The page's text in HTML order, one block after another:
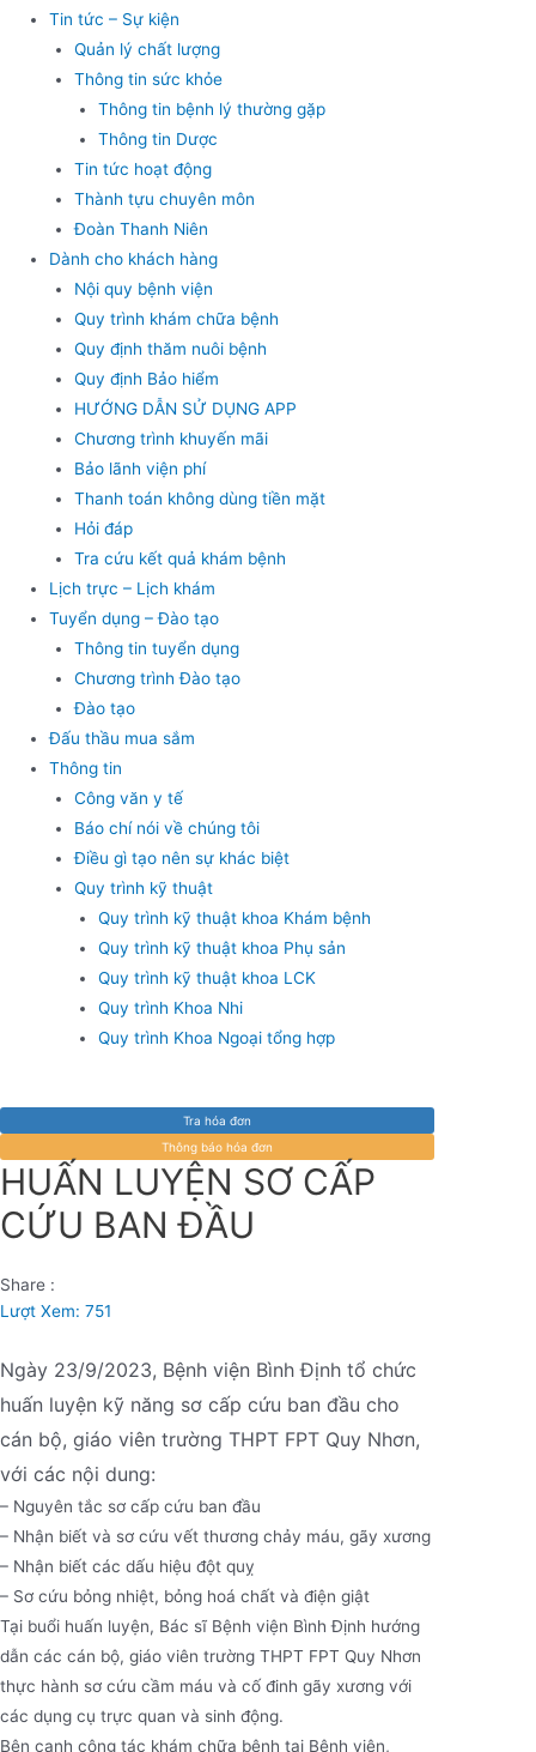
Tin tức – Sự kiện
Quản lý chất lượng
Thông tin sức khỏe
Thông tin bệnh lý thường gặp
Thông tin Dược
Tin tức hoạt động
Thành tựu chuyên môn
Đoàn Thanh Niên
Dành cho khách hàng
Nội quy bệnh viện
Quy trình khám chữa bệnh
Quy định thăm nuôi bệnh
Quy định Bảo hiểm
HƯỚNG DẪN SỬ DỤNG APP
Chương trình khuyến mãi
Bảo lãnh viện phí
Thanh toán không dùng tiền mặt
Hỏi đáp
Tra cứu kết quả khám bệnh
Lịch trực – Lịch khám
Tuyển dụng – Đào tạo
Thông tin tuyển dụng
Chương trình Đào tạo
Đào tạo
Đấu thầu mua sắm
Thông tin
Công văn y tế
Báo chí nói về chúng tôi
Điều gì tạo nên sự khác biệt
Quy trình kỹ thuật
Quy trình kỹ thuật khoa Khám bệnh
Quy trình kỹ thuật khoa Phụ sản
Quy trình kỹ thuật khoa LCK
Quy trình Khoa Nhi
Quy trình Khoa Ngoại tổng hợp
Tra hóa đơn
Thông báo hóa đơn
HUẤN LUYỆN SƠ CẤP
CỨU BAN ĐẦU
Share :
Lượt Xem: 751
Ngày 23/9/2023, Bệnh viện Bình Định tổ chức
huấn luyện kỹ năng sơ cấp cứu ban đầu cho
cán bộ, giáo viên trường THPT FPT Quy Nhơn,
với các nội dung:
– Nguyên tắc sơ cấp cứu ban đầu
– Nhận biết và sơ cứu vết thương chảy máu, gãy xương
– Nhận biết các dấu hiệu đột quỵ
– Sơ cứu bỏng nhiệt, bỏng hoá chất và điện giật
Tại buổi huấn luyện, Bác sĩ Bệnh viện Bình Định hướng
dẫn các cán bộ, giáo viên trường THPT FPT Quy Nhơn
thực hành sơ cứu cầm máu và cố đinh gãy xương với
các dụng cụ trực quan và sinh động.
Bên cạnh công tác khám chữa bệnh tại Bệnh viện,